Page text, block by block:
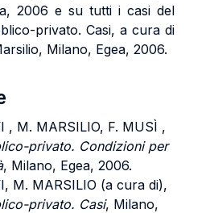
2006 e su tutti i casi del
privato. Casi, a cura di
Milano, Egea, 2006.
, M. MARSILIO, F. MUSÌ ,
privato. Condizioni per
, Milano, Egea, 2006.
, M. MARSILIO (a cura di),
privato. Casi, Milano,